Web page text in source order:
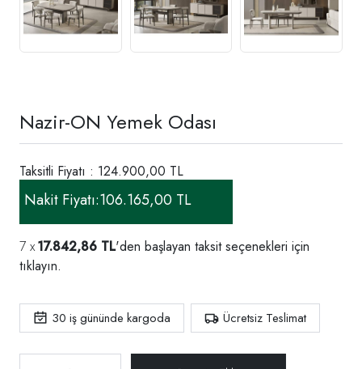
Nazir-ON Yemek Odası
Taksitli Fiyatı : 124.900,00 TL
Nakit Fiyatı:106.165,00 TL
17.842,86 TL'den başlayan taksit seçenekleri için
tıklayın.
30 iş gününde kargoda Ücretsiz Teslimat